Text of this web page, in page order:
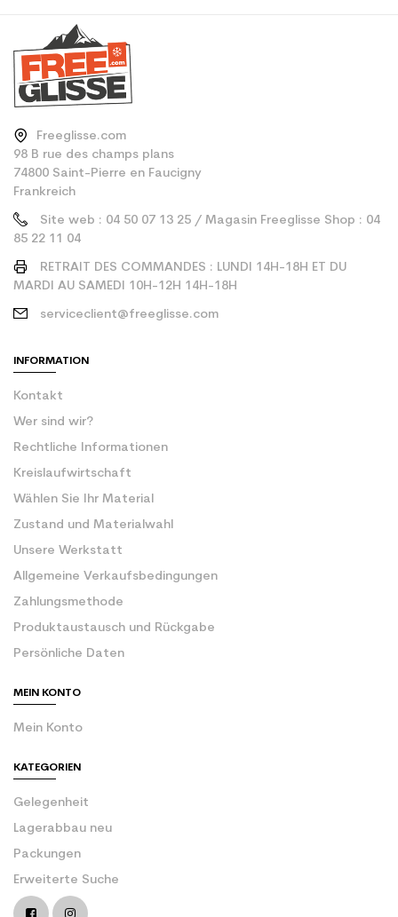
Freeglisse.com
98 B rue des champs plans
74800 Saint-Pierre en Faucigny
Frankreich
Site web : 04 50 07 13 25 / Magasin Freeglisse Shop : 04
85 22 11 04
RETRAIT DES COMMANDES : LUNDI 14H-18H ET DU
MARDI AU SAMEDI 10H-12H 14H-18H
serviceclient@freeglisse.com
INFORMATION
Kontakt
Wer sind wir?
Rechtliche Informationen
Kreislaufwirtschaft
Wählen Sie Ihr Material
Zustand und Materialwahl
Unsere Werkstatt
Allgemeine Verkaufsbedingungen
Zahlungsmethode
Produktaustausch und Rückgabe
Persönliche Daten
MEIN KONTO
Mein Konto
KATEGORIEN
Gelegenheit
Lagerabbau neu
Packungen
Erweiterte Suche